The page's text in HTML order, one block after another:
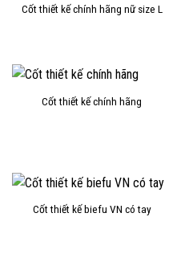
Cốt thiết kế chính hãng nữ size L
Cốt thiết kế chính hãng
Cốt thiết kế biefu VN có tay